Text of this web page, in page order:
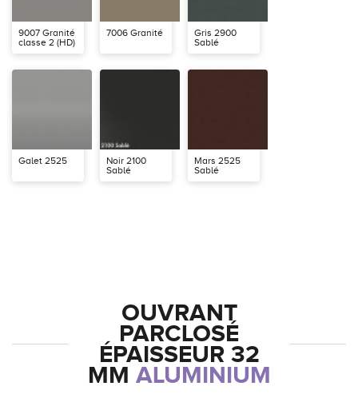
9007 Granité
classe 2 (HD)
7006 Granité
Gris 2900
Sablé
Galet 2525
Noir 2100
Sablé
Mars 2525
Sablé
OUVRANT
PARCLOSÉ
ÉPAISSEUR 32
MM ALUMINIUM